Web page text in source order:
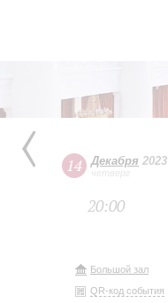
14 Декабря 2023
четверг
20:00
Большой зал
QR-код события